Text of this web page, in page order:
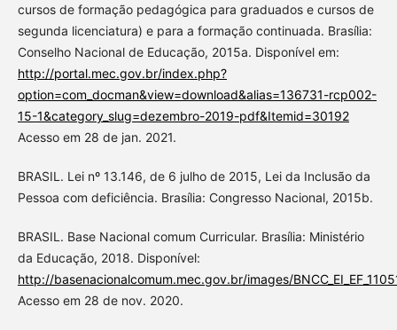
cursos de formação pedagógica para graduados e cursos de
segunda licenciatura) e para a formação continuada. Brasília:
Conselho Nacional de Educação, 2015a. Disponível em:
http://portal.mec.gov.br/index.php?
option=com_docman&view=download&alias=136731-rcp002-
15-1&category_slug=dezembro-2019-pdf&Itemid=30192
Acesso em 28 de jan. 2021.
BRASIL. Lei nº 13.146, de 6 julho de 2015, Lei da Inclusão da
Pessoa com deficiência. Brasília: Congresso Nacional, 2015b.
BRASIL. Base Nacional comum Curricular. Brasília: Ministério
da Educação, 2018. Disponível:
http://basenacionalcomum.mec.gov.br/images/
Acesso em 28 de nov. 2020.